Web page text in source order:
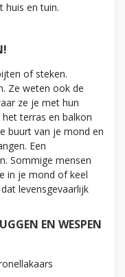
huis en tuin.
of steken.
Ze weten ook de
ze je met hun
terras en balkon
buurt van je mond en
Een
Sommige mensen
in je mond of keel
levensgevaarlijk
EN WESPEN